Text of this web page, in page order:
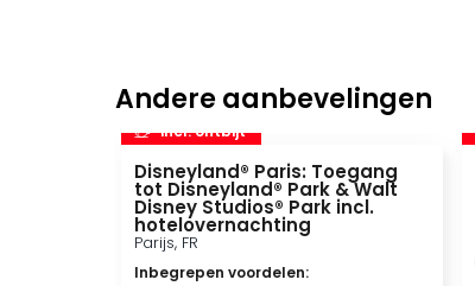
Andere aanbevelingen
incl. ontbijt
Disneyland® Paris: Toegang
tot Disneyland® Park & Walt
Disney Studios® Park incl.
hotelovernachting
Parijs, FR
Inbegrepen voordelen: